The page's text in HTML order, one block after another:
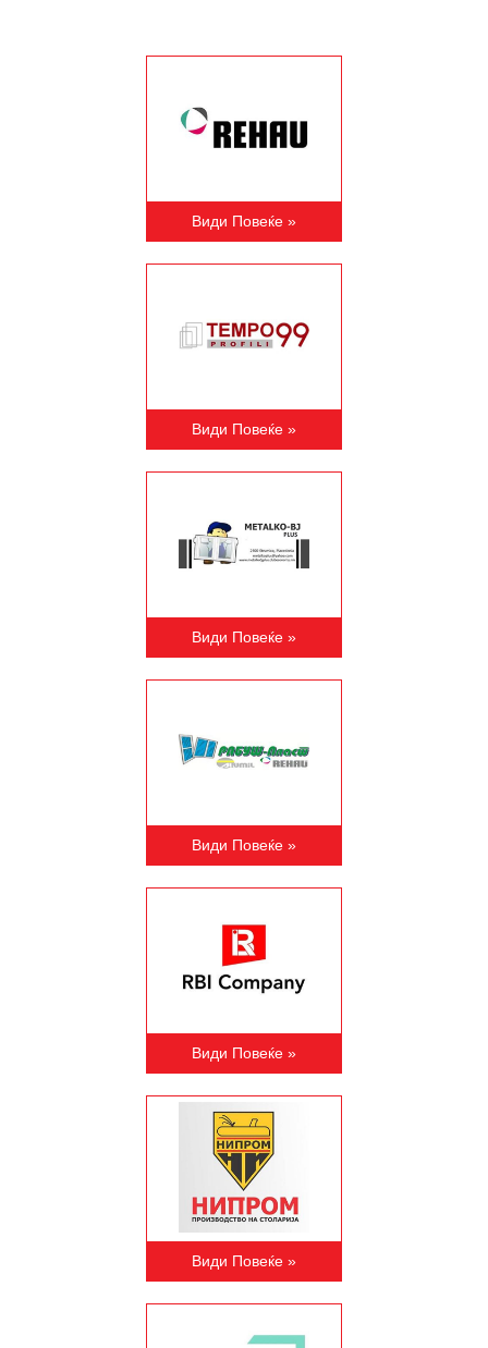
Види Повеќе »
Види Повеќе »
Види Повеќе »
Види Повеќе »
Види Повеќе »
Види Повеќе »